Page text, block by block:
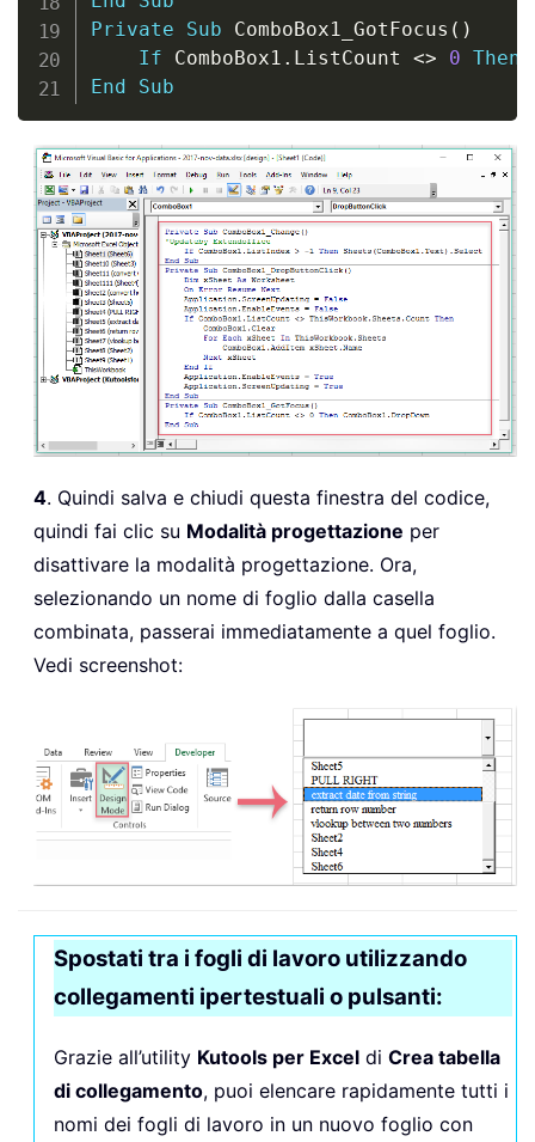
Private
Sub ComboBox1_GotFocus ( )
If ComboBox1 . ListCount <> 0 Then
End
Sub
4. Quindi salva e chiudi questa finestra del codice,
quindi fai clic su Modalità progettazione per
disattivare la modalità progettazione. Ora,
selezionando un nome di foglio dalla casella
combinata, passerai immediatamente a quel foglio.
Vedi screenshot:
Spostati tra i fogli di lavoro utilizzando
collegamenti ipertestuali o pulsanti:
Grazie all’utility Kutools per Excel di Crea tabella
di collegamento, puoi elencare rapidamente tutti i
nomi dei fogli di lavoro in un nuovo foglio con